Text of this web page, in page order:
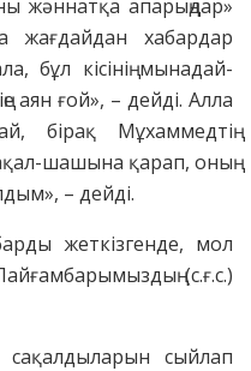
жәннатқа апарыңдар»
жағдайдан хабардар
бұл кісінің мынадай-
аян ғой», – дейді. Алла
бірақ Мұхаммедтің
шашына қарап, оның
– дейді.
жеткізгенде, мол
(с.ғ.с.)
сақалдыларын сыйлап